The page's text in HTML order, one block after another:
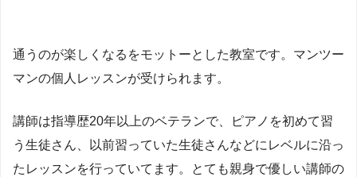
通うのが楽しくなるをモットーとした教室です。マンツー
マンの個人レッスンが受けられます。
講師は指導歴20年以上のベテランで、ピアノを初めて習
う生徒さん、以前習っていた生徒さんなどにレベルに沿っ
たレッスンを行っていてます。とても親身で優しい講師の